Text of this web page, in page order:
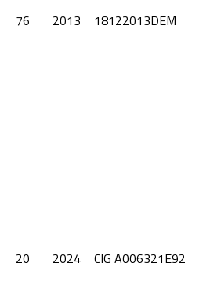
76
2013 18122013DEM
20
2024 CIG A006321E92